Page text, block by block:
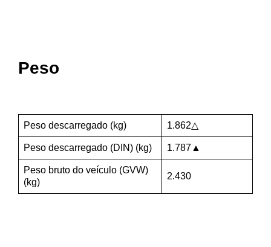
Peso
Peso descarregado (kg) 1.862△
Peso descarregado (DIN) (kg) 1.787▲
Peso bruto do veículo (GVW)
(kg)
2.430